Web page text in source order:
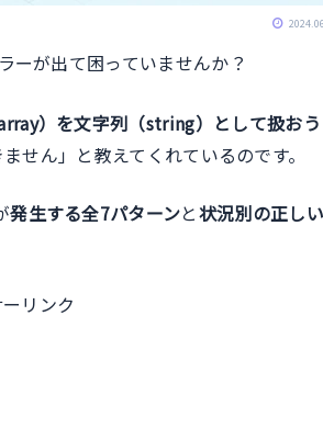
ーが出て困っていませんか？
）を文字列（string）として扱お
せん」と教えてくれているのです。
発生する全7パターンと状況別の正し
リンク